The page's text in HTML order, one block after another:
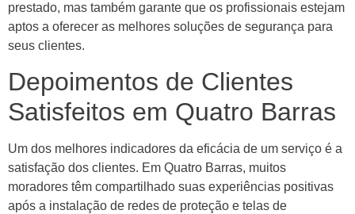
prestado, mas também garante que os profissionais estejam
aptos a oferecer as melhores soluções de segurança para
seus clientes.
Depoimentos de Clientes
Satisfeitos em Quatro Barras
Um dos melhores indicadores da eficácia de um serviço é a
satisfação dos clientes. Em Quatro Barras, muitos
moradores têm compartilhado suas experiências positivas
após a instalação de redes de proteção e telas de